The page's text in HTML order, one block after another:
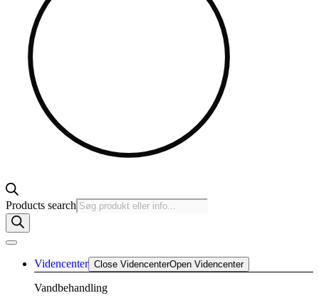
Products search
Videncenter Close VidencenterOpen Videncenter
Vandbehandling